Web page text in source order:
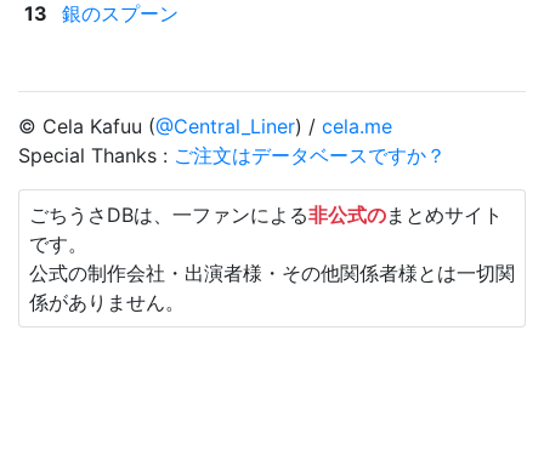
13
銀のスプーン
© Cela Kafuu (@Central_Liner) / cela.me
Special Thanks : ご注文はデータベースですか？
ごちうさDBは、一ファンによる非公式のまとめサイト
です。
公式の制作会社・出演者様・その他関係者様とは一切関
係がありません。